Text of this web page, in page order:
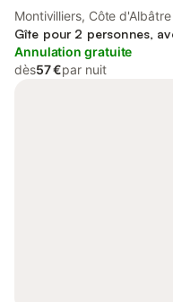
Montivilliers, Côte d'Albâtre
Gîte pour 2 personnes,
Annulation gratuite
dès57 €par nuit